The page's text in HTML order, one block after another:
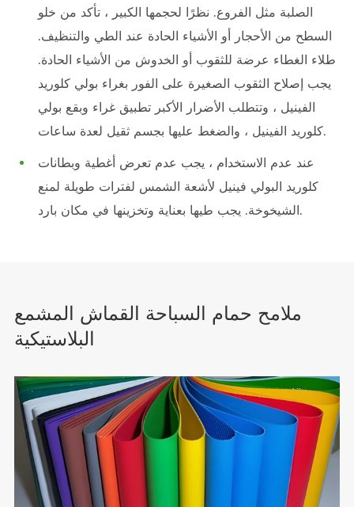
الصلبة مثل الفروع. نظرًا لحجمها الكبير ، تأكد من خلو
السطح من الأحجار أو الأشياء الحادة عند الطي والتنظيف.
طلاء الغطاء عرضة للثقوب أو الخدوش من الأشياء الحادة.
يجب إصلاح الثقوب الصغيرة على الفور بغراء بولي كلوريد
الفينيل ، وتتطلب الأضرار الأكبر تطبيق غراء وبقع بولي
كلوريد الفينيل ، والضغط عليها بجسم ثقيل لعدة ساعات.
عند عدم الاستخدام ، يجب عدم تعرض أغطية وبطانات
كلوريد البولي فينيل لأشعة الشمس لفترات طويلة لمنع
الشيخوخة. يجب طيها بعناية وتخزينها في مكان بارد.
ملامح حمام السباحة القماش المشمع
البلاستيكية